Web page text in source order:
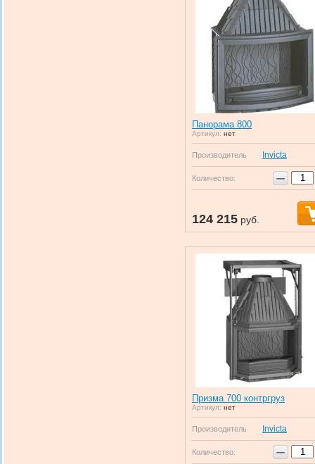
Панорама 800
Артикул: нет
Производитель Invicta
Количество: −
124 215 руб.
Призма 700 контргруз
Артикул: нет
Производитель Invicta
Количество: −